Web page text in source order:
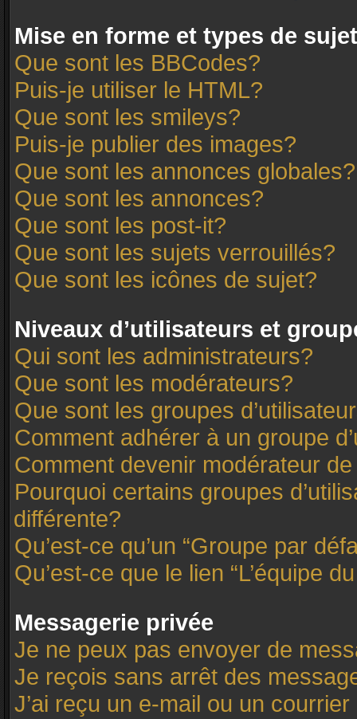
Mise en forme et types de sujet
Que sont les BBCodes?
Puis-je utiliser le HTML?
Que sont les smileys?
Puis-je publier des images?
Que sont les annonces globales?
Que sont les annonces?
Que sont les post-it?
Que sont les sujets verrouillés?
Que sont les icônes de sujet?
Niveaux d’utilisateurs et
Qui sont les administrateurs?
Que sont les modérateurs?
Que sont les groupes
Comment adhérer à un groupe
Comment devenir modérateur
Pourquoi certains groupes
différente?
Qu’est-ce qu’un “Groupe par
Qu’est-ce que le lien “L’équipe
Messagerie privée
Je ne peux pas envoyer de
Je reçois sans arrêt des
J’ai reçu un e-mail ou un